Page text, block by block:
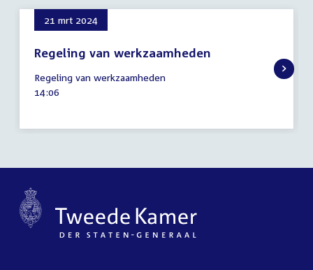
21 mrt 2024
Regeling van werkzaamheden
maart
2024
Regeling van werkzaamheden
Tijd
14:06